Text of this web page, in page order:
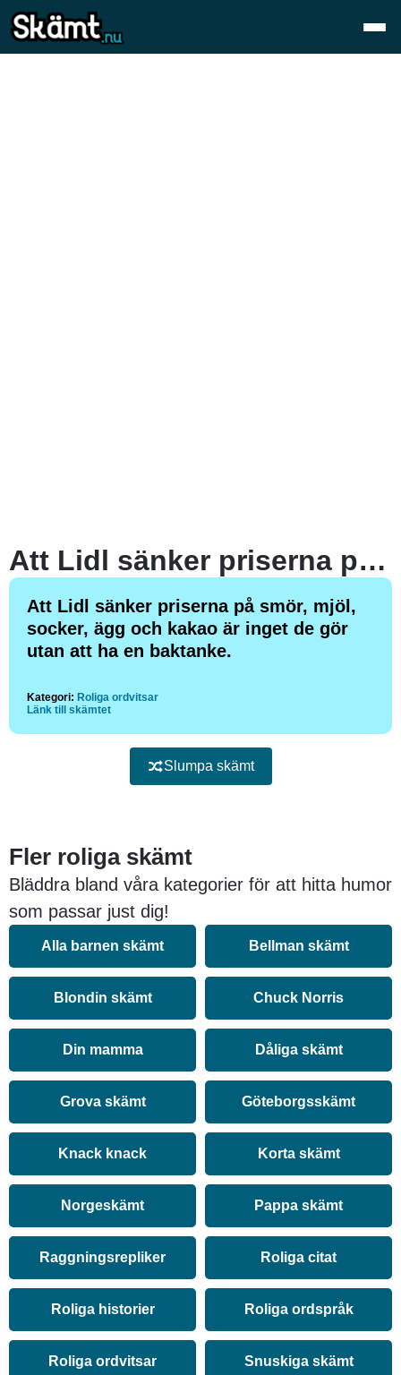
Att Lidl sänker priserna på smör, mjöl, socker, ägg och kakao är inget de gör utan att ha en baktanke.
Att Lidl sänker priserna på smör, mjöl,
socker, ägg och kakao är inget de gör
utan att ha en baktanke.
Kategori: Roliga ordvitsar
Länk till skämtet
Slumpa skämt
Fler roliga skämt
Bläddra bland våra kategorier för att hitta humor
som passar just dig!
Alla barnen skämt Bellman skämt
Blondin skämt Chuck Norris
Din mamma Dåliga skämt
Grova skämt Göteborgsskämt
Knack knack Korta skämt
Norgeskämt Pappa skämt
Raggningsrepliker Roliga citat
Roliga historier Roliga ordspråk
Roliga ordvitsar Snuskiga skämt